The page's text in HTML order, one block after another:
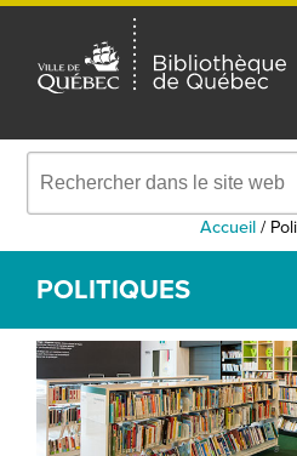
Accueil/
POLITIQUES